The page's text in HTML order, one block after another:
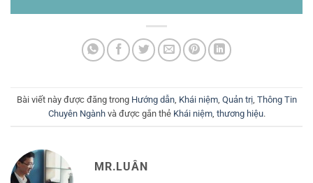
Bài viết này được đăng trong Hướng dẫn, Khái niệm, Quản trị, Thông Tin
Chuyên Ngànhvà được gắn thẻ Khái niệm, thương hiệu.
MR.LUÂN